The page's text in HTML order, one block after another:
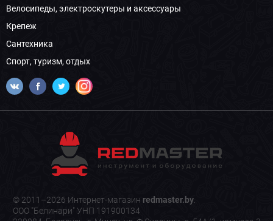
Велосипеды, электроскутеры и аксессуары
Крепеж
Сантехника
Спорт, туризм, отдых
© 2011–2026 Интернет-магазин redmaster.by.
ООО "Белинари" УНП 191900134